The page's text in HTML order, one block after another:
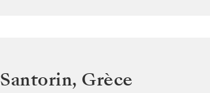
Santorin, Grèce